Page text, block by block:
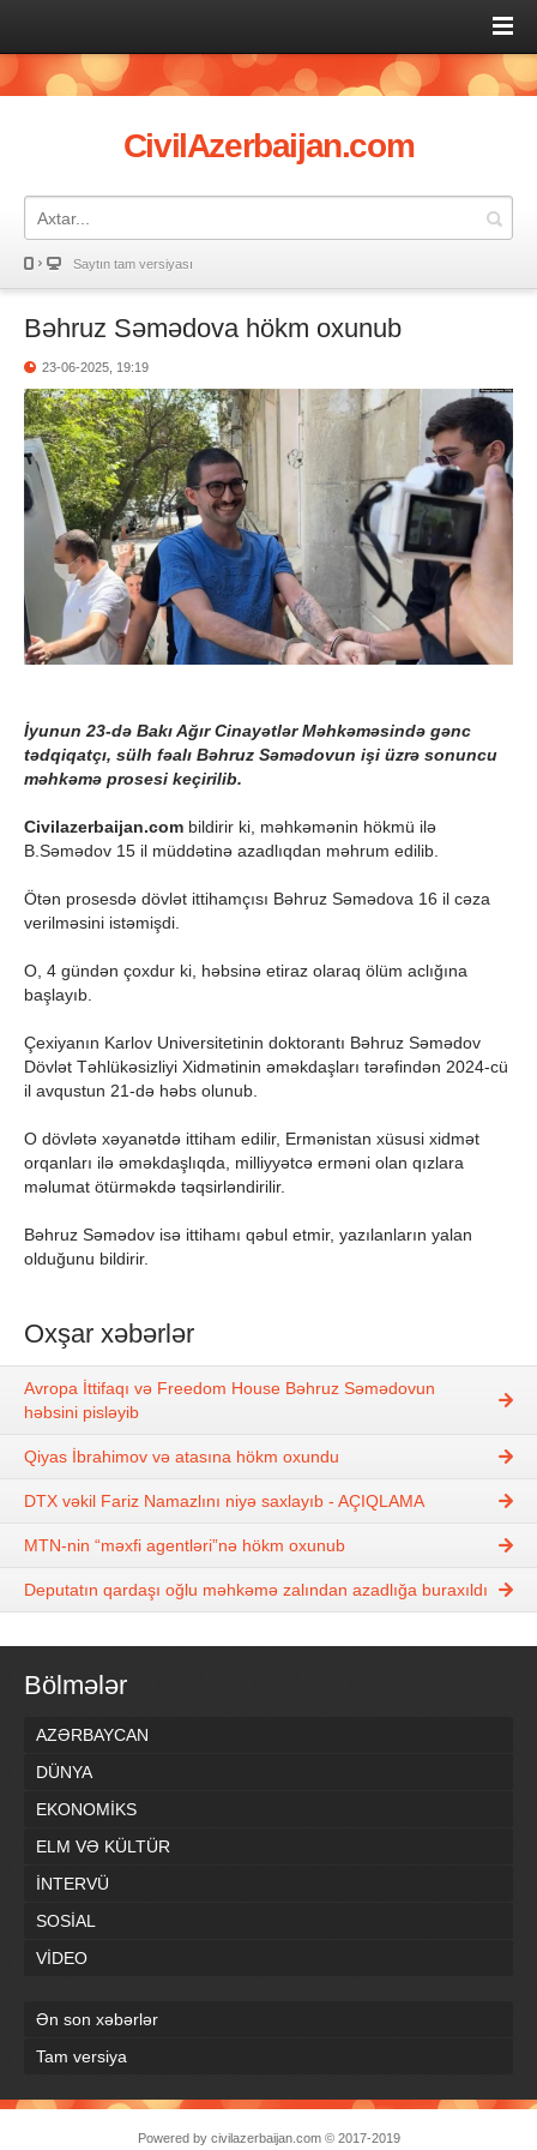
CivilAzerbaijan.com
Saytın tam versiyası
Bəhruz Səmədova hökm oxunub
23-06-2025, 19:19
İyunun 23-də Bakı Ağır Cinayətlər Məhkəməsində gənc
tədqiqatçı, sülh fəalı Bəhruz Səmədovun işi üzrə sonuncu
məhkəmə prosesi keçirilib.
Civilazerbaijan.com bildirir ki, məhkəmənin hökmü ilə
B.Səmədov 15 il müddətinə azadlıqdan məhrum edilib.
Ötən prosesdə dövlət ittihamçısı Bəhruz Səmədova 16 il cəza
verilməsini istəmişdi.
O, 4 gündən çoxdur ki, həbsinə etiraz olaraq ölüm aclığına
başlayıb.
Çexiyanın Karlov Universitetinin doktorantı Bəhruz Səmədov
Dövlət Təhlükəsizliyi Xidmətinin əməkdaşları tərəfindən 2024-cü
il avqustun 21-də həbs olunub.
O dövlətə xəyanətdə ittiham edilir, Ermənistan xüsusi xidmət
orqanları ilə əməkdaşlıqda, milliyyətcə erməni olan qızlara
məlumat ötürməkdə təqsirləndirilir.
Bəhruz Səmədov isə ittihamı qəbul etmir, yazılanların yalan
olduğunu bildirir.
Oxşar xəbərlər
Avropa İttifaqı və Freedom House Bəhruz Səmədovun
həbsini pisləyib
Qiyas İbrahimov və atasına hökm oxundu
DTX vəkil Fariz Namazlını niyə saxlayıb - AÇIQLAMA
MTN-nin “məxfi agentləri”nə hökm oxunub
Deputatın qardaşı oğlu məhkəmə zalından azadlığa buraxıldı
Bölmələr
AZƏRBAYCAN
DÜNYA
EKONOMİKS
ELM VƏ KÜLTÜR
İNTERVÜ
SOSİAL
VİDEO
Ən son xəbərlər
Tam versiya
Powered by civilazerbaijan.com© 2017-2019